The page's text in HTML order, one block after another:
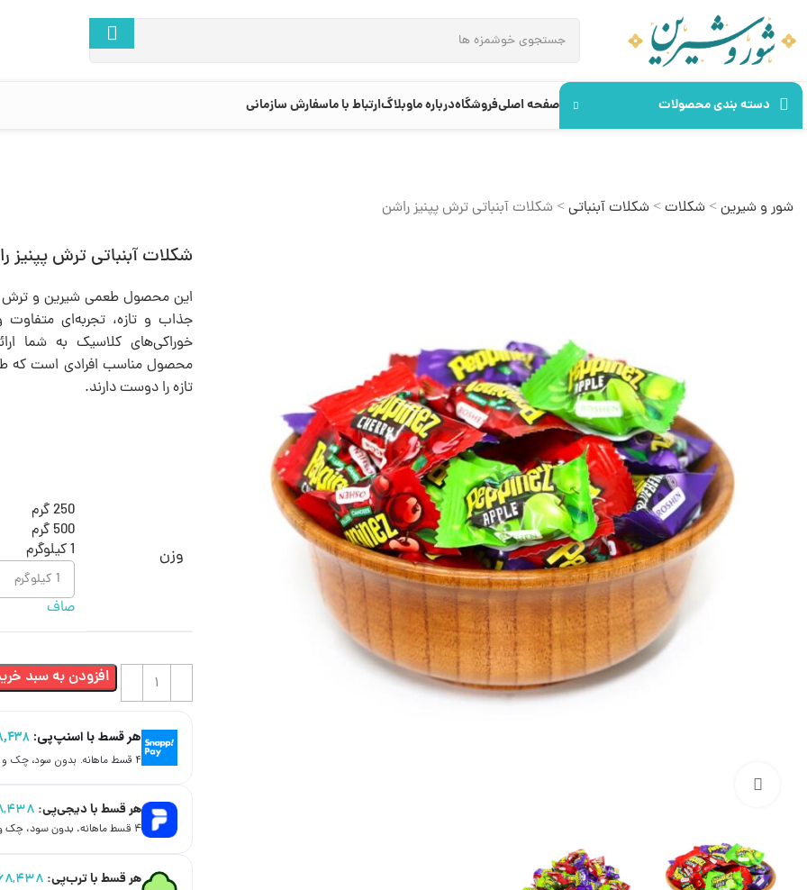
دسته بندی محصولات صفحه اصلیفروشگاهدرباره ماوبلاگارتباط با ماسفارش سازمانی
شور و شیرین> شکلات> شکلات آبنباتی> شکلات آبنباتی ترش پپنیز راشن
شکلات آبنباتی ترش پپنیز
این محصول طعمی شیرین و ترش
جذاب و تازه، تجربه‌ای متفاوت
خوراکی‌های کلاسیک به شما
محصول مناسب افرادی است که
تازه را دوست دارند.
وزن
250 گرم
500 گرم
1 کیلوگرم
صاف
افزودن به سبد
هر قسط با اسنپ‌پی:
۴ قسط ماهانه. بدون سود، چک و ضامن.
هر قسط با دیجی‌پی:
۴ قسط ماهانه. بدون سود، چک و ضامن.
هر قسط با ترب‌پی: